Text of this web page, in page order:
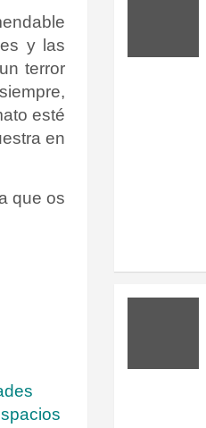
y las
terror
esté
en
que os